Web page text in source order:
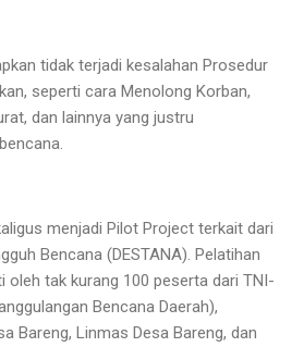
tidak terjadi kesalahan Prosedur
seperti cara Menolong Korban,
dan lainnya yang justru
menjadi Pilot Project terkait dari
Bencana (DESTANA). Pelatihan
oleh tak kurang 100 peserta dari TNI-
Bencana Daerah),
Bareng, Linmas Desa Bareng, dan